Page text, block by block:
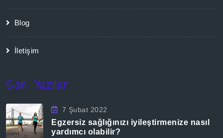
Blog
İletişim
Son Yazılar
7 Şubat 2022
Egzersiz sağlığınızı iyileştirmenize nasıl
yardımcı olabilir?